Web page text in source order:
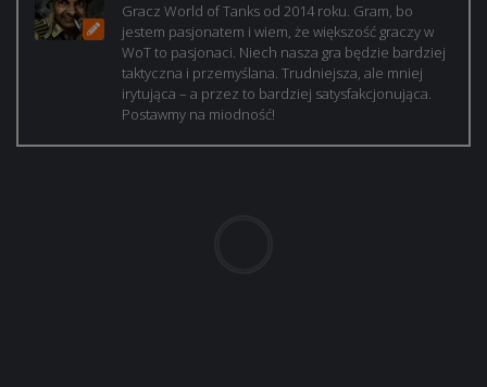
Gracz World of Tanks od 2014 roku. Gram, bo
jestem pasjonatem i wiem, że większość graczy w
WoT to pasjonaci. Niech nasza gra będzie bardziej
taktyczna i przemyślana. Trudniejsza, ale mniej
irytująca – a przez to bardziej satysfakcjonująca.
Postawmy na miodność!